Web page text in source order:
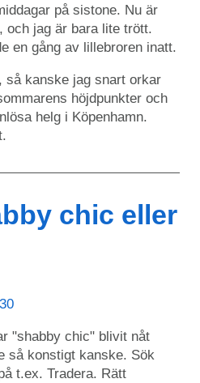
på sistone. Nu är
och jag är bara lite trött.
en gång av lillebroren inatt.
så kanske jag snart orkar
höjdpunkter och
helg i Köpenhamn.
chic eller
"shabby chic" blivit nåt
så konstigt kanske. Sök
t.ex. Tradera. Rätt